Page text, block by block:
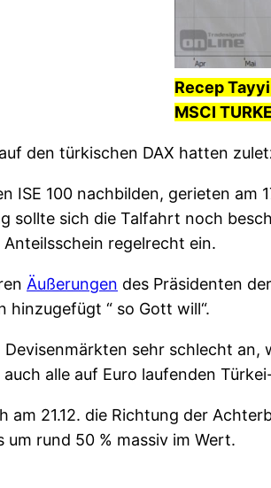
Recep
MSCI
den türkischen DAX hatten
ISE 100 nachbilden, gerieten am
sollte sich die Talfahrt noch
regelrecht ein.
Äußerungen des Präsidenten
hinzugefügt “ so Gott will“.
Devisenmärkten sehr schlecht
alle auf Euro laufenden
am 21.12. die Richtung der
um rund 50 % massiv im Wert.